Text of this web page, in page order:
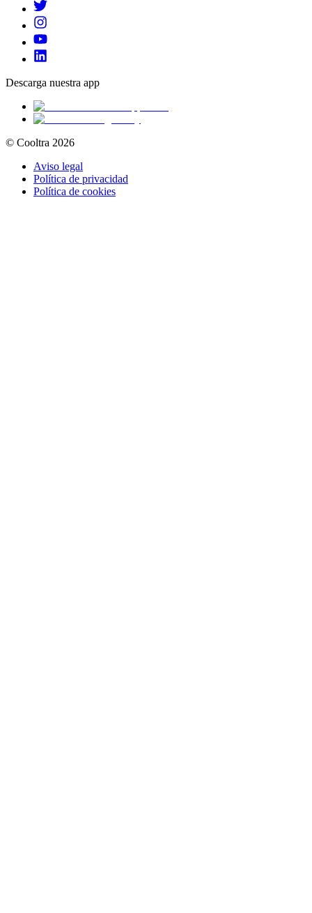
Descarga nuestra app
© Cooltra 2026
Aviso legal
Política de privacidad
Política de cookies